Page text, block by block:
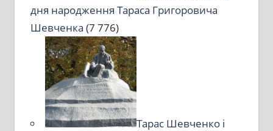
дня народження Тараса Григоровича
Шевченка (7 776)
Тарас Шевченко і